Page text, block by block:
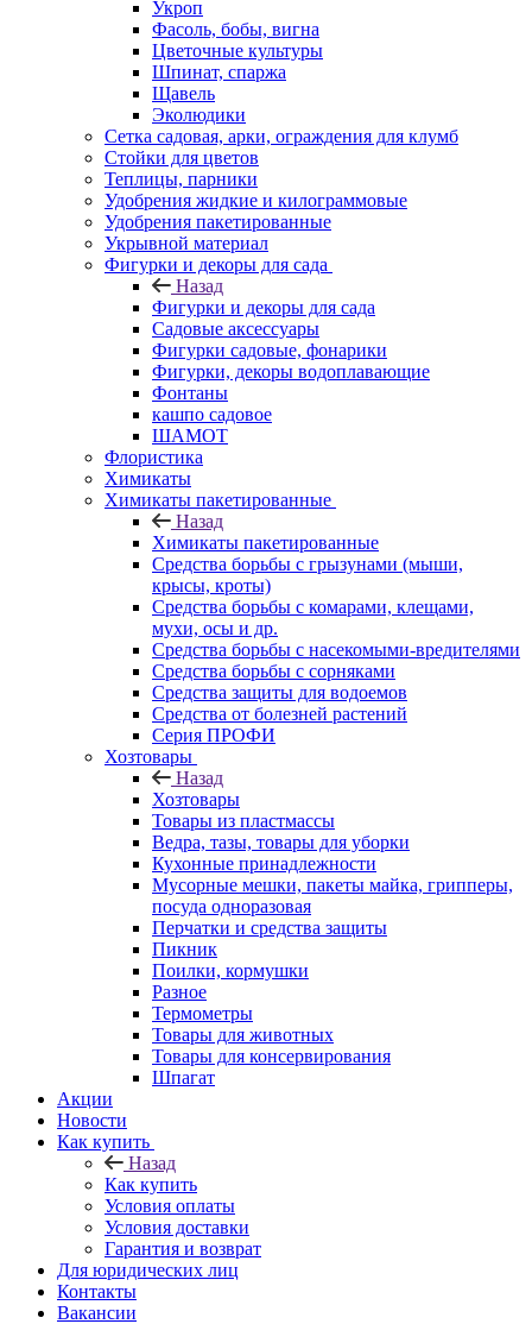
Укроп
Фасоль, бобы, вигна
Цветочные культуры
Шпинат, спаржа
Щавель
Эколюдики
Сетка садовая, арки, ограждения для клумб
Стойки для цветов
Теплицы, парники
Удобрения жидкие и килограммовые
Удобрения пакетированные
Укрывной материал
Фигурки и декоры для сада
Назад
Фигурки и декоры для сада
Садовые аксессуары
Фигурки садовые, фонарики
Фигурки, декоры водоплавающие
Фонтаны
кашпо садовое
ШАМОТ
Флористика
Химикаты
Химикаты пакетированные
Назад
Химикаты пакетированные
Средства борьбы с грызунами (мыши,
крысы, кроты)
Средства борьбы с комарами, клещами,
мухи, осы и др.
Средства борьбы с насекомыми-вредителями
Средства борьбы с сорняками
Средства защиты для водоемов
Средства от болезней растений
Серия ПРОФИ
Хозтовары
Назад
Хозтовары
Товары из пластмассы
Ведра, тазы, товары для уборки
Кухонные принадлежности
Мусорные мешки, пакеты майка, грипперы,
посуда одноразовая
Перчатки и средства защиты
Пикник
Поилки, кормушки
Разное
Термометры
Товары для животных
Товары для консервирования
Шпагат
Акции
Новости
Как купить
Назад
Как купить
Условия оплаты
Условия доставки
Гарантия и возврат
Для юридических лиц
Контакты
Вакансии